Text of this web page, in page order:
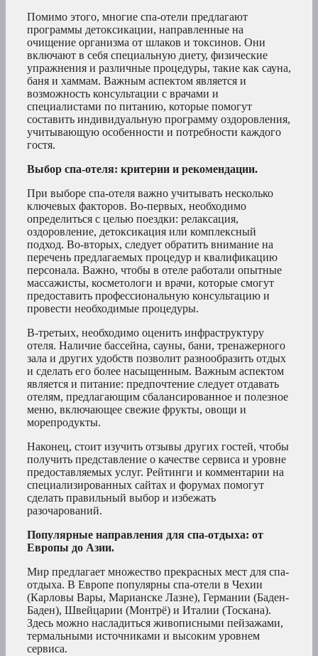
Помимо этого, многие спа-отели предлагают
программы детоксикации, направленные на
очищение организма от шлаков и токсинов. Они
включают в себя специальную диету, физические
упражнения и различные процедуры, такие как сауна,
баня и хаммам. Важным аспектом является и
возможность консультации с врачами и
специалистами по питанию, которые помогут
составить индивидуальную программу оздоровления,
учитывающую особенности и потребности каждого
гостя.
Выбор спа-отеля: критерии и рекомендации.
При выборе спа-отеля важно учитывать несколько
ключевых факторов. Во-первых, необходимо
определиться с целью поездки: релаксация,
оздоровление, детоксикация или комплексный
подход. Во-вторых, следует обратить внимание на
перечень предлагаемых процедур и квалификацию
персонала. Важно, чтобы в отеле работали опытные
массажисты, косметологи и врачи, которые смогут
предоставить профессиональную консультацию и
провести необходимые процедуры.
В-третьих, необходимо оценить инфраструктуру
отеля. Наличие бассейна, сауны, бани, тренажерного
зала и других удобств позволит разнообразить отдых
и сделать его более насыщенным. Важным аспектом
является и питание: предпочтение следует отдавать
отелям, предлагающим сбалансированное и полезное
меню, включающее свежие фрукты, овощи и
морепродукты.
Наконец, стоит изучить отзывы других гостей, чтобы
получить представление о качестве сервиса и уровне
предоставляемых услуг. Рейтинги и комментарии на
специализированных сайтах и форумах помогут
сделать правильный выбор и избежать
разочарований.
Популярные направления для спа-отдыха: от
Европы до Азии.
Мир предлагает множество прекрасных мест для спа-
отдыха. В Европе популярны спа-отели в Чехии
(Карловы Вары, Марианске Лазне), Германии (Баден-
Баден), Швейцарии (Монтрё) и Италии (Тоскана).
Здесь можно насладиться живописными пейзажами,
термальными источниками и высоким уровнем
сервиса.